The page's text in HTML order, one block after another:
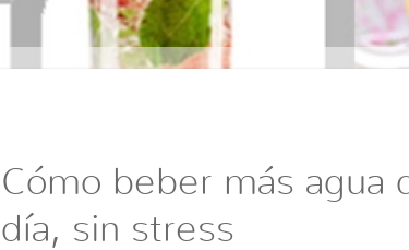
Cómo beber más agua
día, sin stress